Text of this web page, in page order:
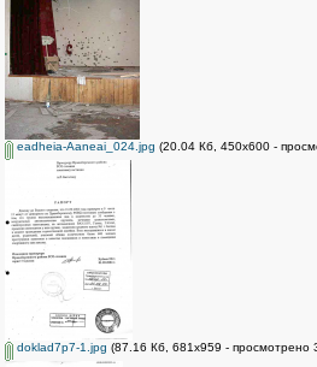
eadheia-Aaneai_024.jpg (20.04 Кб, 450x600 -
doklad7p7-1.jpg (87.16 Кб, 681x959 - просмотрено